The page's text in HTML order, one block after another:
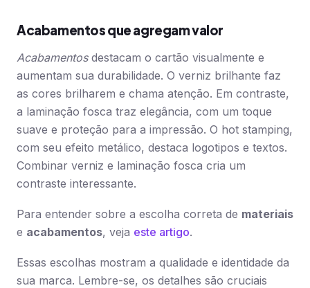
Acabamentos que agregam valor
Acabamentosdestacam o cartão visualmente e
aumentam sua durabilidade. O verniz brilhante faz
as cores brilharem e chama atenção. Em contraste,
a laminação fosca traz elegância, com um toque
suave e proteção para a impressão. O hot stamping,
com seu efeito metálico, destaca logotipos e textos.
Combinar verniz e laminação fosca cria um
contraste interessante.
Para entender sobre a escolha correta de materiais
e acabamentos, veja este artigo.
Essas escolhas mostram a qualidade e identidade da
sua marca. Lembre-se, os detalhes são cruciais